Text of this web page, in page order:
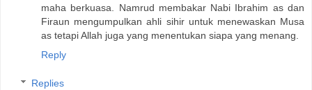
maha berkuasa. Namrud membakar Nabi Ibrahim as dan
Firaun mengumpulkan ahli sihir untuk menewaskan Musa
as tetapi Allah juga yang menentukan siapa yang menang.
Reply
Replies